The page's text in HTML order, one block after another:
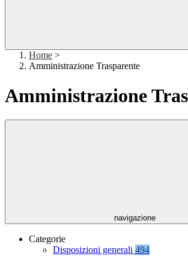
Home >
Amministrazione Trasparente
Amministrazione
navigazione
Categorie
Disposizioni generali 494